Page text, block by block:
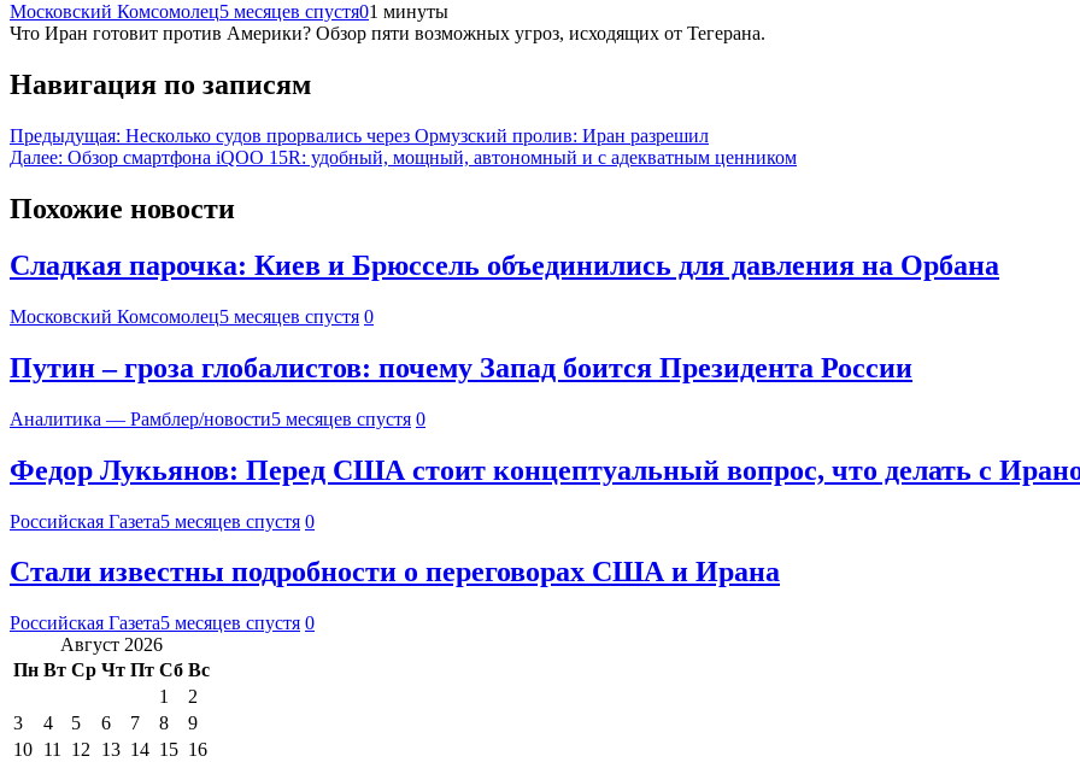
Московский Комсомолец5 месяцев спустя01 минуты
Что Иран готовит против Америки? Обзор пяти возможных угроз, исходящих от Тегерана.
Навигация по записям
Предыдущая: Несколько судов прорвались через Ормузский пролив: Иран разрешил
Далее: Обзор смартфона iQOO 15R: удобный, мощный, автономный и с адекватным ценником
Похожие новости
Сладкая парочка: Киев и Брюссель объединились для давления на Орбана
Московский Комсомолец5 месяцев спустя 0
Путин – гроза глобалистов: почему Запад боится Президента России
Аналитика — Рамблер/новости5 месяцев спустя 0
Федор Лукьянов: Перед США стоит концептуальный вопрос, что делать с
Российская Газета5 месяцев спустя 0
Стали известны подробности о переговорах США и Ирана
Российская Газета5 месяцев спустя 0
Август 2026
Пн Вт Ср Чт Пт Сб Вс
1
2
3
4 5 6 7 8
9
10 11 12 13 14 15 16